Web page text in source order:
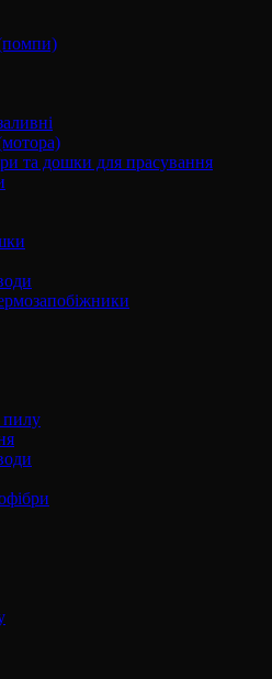
та дошки для прасування
пилу